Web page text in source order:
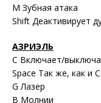
M Зубная атака
Shift Деактивирует
АЗРИЭЛЬ
C Включает/
Space Так же, как и C
G Лазер
B Молнии